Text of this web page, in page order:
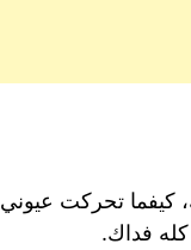
كيفما تحركت
فداك.